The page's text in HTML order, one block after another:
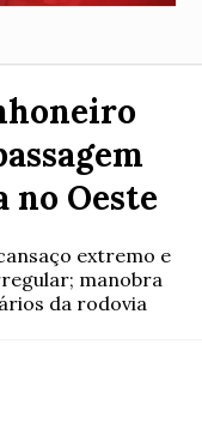
no Oeste
extremo e
manobra
da rodovia